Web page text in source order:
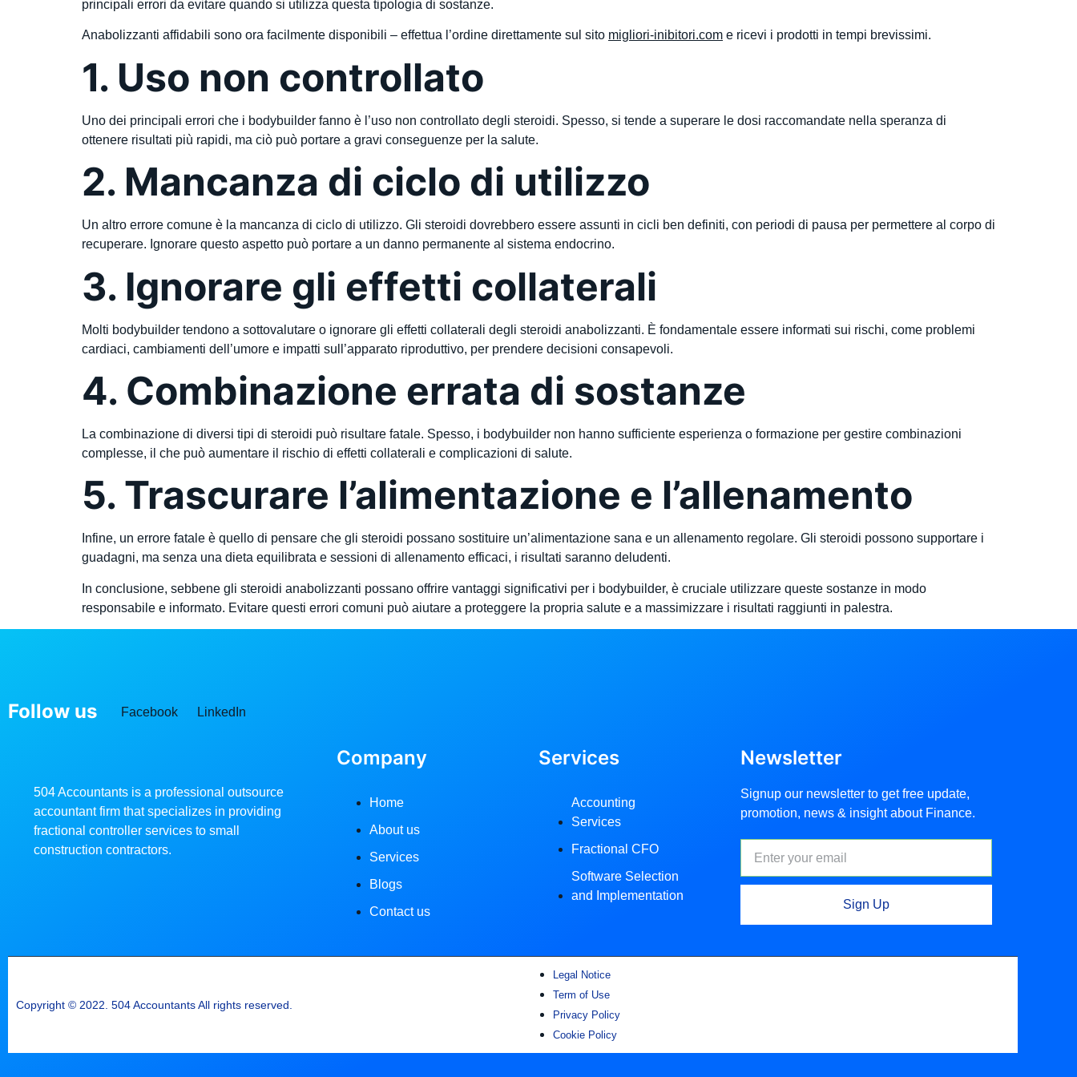
principali errori da evitare quando si utilizza questa tipologia di sostanze.
Anabolizzanti affidabili sono ora facilmente disponibili – effettua l’ordine direttamente sul sito migliori-inibitori.com e ricevi i prodotti in tempi brevissimi.
1. Uso non controllato
Uno dei principali errori che i bodybuilder fanno è l’uso non controllato degli steroidi. Spesso, si tende a superare le dosi raccomandate nella speranza di
ottenere risultati più rapidi, ma ciò può portare a gravi conseguenze per la salute.
2. Mancanza di ciclo di utilizzo
Un altro errore comune è la mancanza di ciclo di utilizzo. Gli steroidi dovrebbero essere assunti in cicli ben definiti, con periodi di pausa per permettere al corpo di
recuperare. Ignorare questo aspetto può portare a un danno permanente al sistema endocrino.
3. Ignorare gli effetti collaterali
Molti bodybuilder tendono a sottovalutare o ignorare gli effetti collaterali degli steroidi anabolizzanti. È fondamentale essere informati sui rischi, come problemi
cardiaci, cambiamenti dell’umore e impatti sull’apparato riproduttivo, per prendere decisioni consapevoli.
4. Combinazione errata di sostanze
La combinazione di diversi tipi di steroidi può risultare fatale. Spesso, i bodybuilder non hanno sufficiente esperienza o formazione per gestire combinazioni
complesse, il che può aumentare il rischio di effetti collaterali e complicazioni di salute.
5. Trascurare l’alimentazione e l’allenamento
Infine, un errore fatale è quello di pensare che gli steroidi possano sostituire un’alimentazione sana e un allenamento regolare. Gli steroidi possono supportare i
guadagni, ma senza una dieta equilibrata e sessioni di allenamento efficaci, i risultati saranno deludenti.
In conclusione, sebbene gli steroidi anabolizzanti possano offrire vantaggi significativi per i bodybuilder, è cruciale utilizzare queste sostanze in modo
responsabile e informato. Evitare questi errori comuni può aiutare a proteggere la propria salute e a massimizzare i risultati raggiunti in palestra.
Follow us Facebook LinkedIn
504 Accountants is a professional outsource
accountant firm that specializes in providing
fractional controller services to small
construction contractors.
Company
Home
About us
Services
Blogs
Contact us
Services
Accounting
Services
Fractional CFO
Software Selection
and Implementation
Newsletter
Signup our newsletter to get free update,
promotion, news & insight about Finance.
Sign Up
Copyright © 2022. 504 Accountants All rights reserved.
Legal Notice
Term of Use
Privacy Policy
Cookie Policy